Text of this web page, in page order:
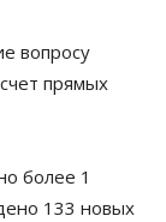
вопросу
прямых
более 1
133 новых